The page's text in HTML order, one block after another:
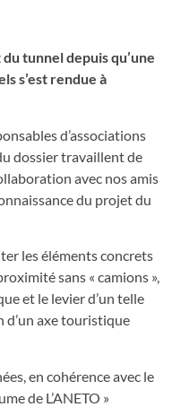
tunnel depuis qu’une
s’est rendue à
d’associations
dossier travaillent de
avec nos amis
du projet du
les éléments concrets
sans « camions »,
et le levier d’un telle
axe touristique
en cohérence avec le
de L’ANETO »